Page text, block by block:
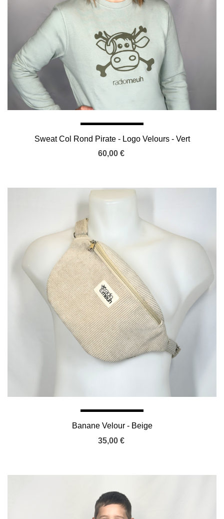
Sweat Col Rond Pirate - Logo Velours - Vert
Iceberg
60,00 €
Banane Velour - Beige
35,00 €